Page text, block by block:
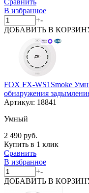
В избранное
+-
ДОБАВИТЬ В
FOX FX-WS1Smoke
обнаружения
Артикул: 18841
Умный
2 490 руб.
Купить в 1 клик
Сравнить
В избранное
+-
ДОБАВИТЬ В